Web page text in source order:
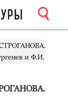
и Ф.И.